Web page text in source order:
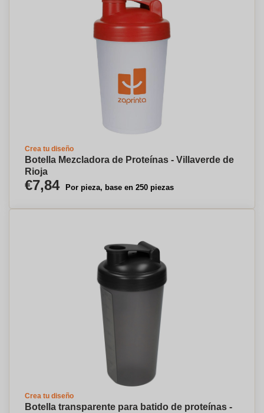
Crea tu diseño
Botella Mezcladora de Proteínas - Villaverde de
Rioja
€7,84 Por pieza, base en 250 piezas
Crea tu diseño
Botella transparente para batido de proteínas -